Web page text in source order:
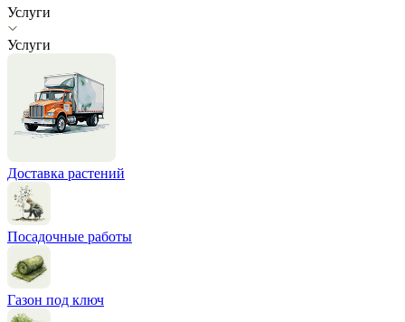
Услуги
Услуги
Доставка растений
Посадочные работы
Газон под ключ